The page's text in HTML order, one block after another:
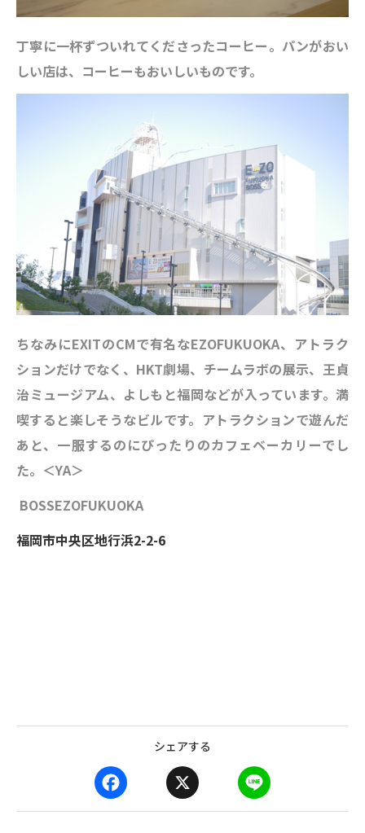
丁寧に一杯ずついれてくださったコーヒー。パンがおい
しい店は、コーヒーもおいしいものです。
ちなみにEXITのCMで有名なEZOFUKUOKA、アトラク
ションだけでなく、HKT劇場、チームラボの展示、王貞
治ミュージアム、よしもと福岡などが入っています。満
喫すると楽しそうなビルです。 アトラクションで遊んだ
あと、一服するのにぴったりのカフェベーカリーでし
た。 ＜YA＞
BOSSEZOFUKUOKA
福岡市中央区地行浜2-2-6
シェアする
a i